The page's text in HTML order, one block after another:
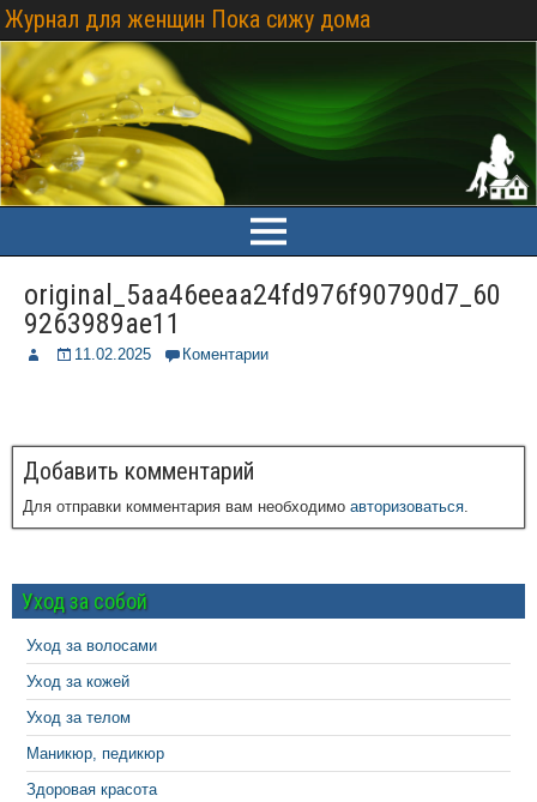
Журнал для женщин Пока сижу дома
original_5aa46eeaa24fd976f90790d7_60
9263989ae11
11.02.2025 Коментарии
Добавить комментарий
Для отправки комментария вам необходимо авторизоваться.
Уход за собой
Уход за волосами
Уход за кожей
Уход за телом
Маникюр, педикюр
Здоровая красота